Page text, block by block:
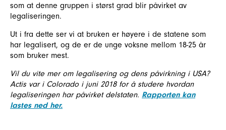
som at denne gruppen i størst grad blir påvirket av
legaliseringen.
Ut i fra dette ser vi at bruken er høyere i de statene som
har legalisert, og de er de unge voksne mellom 18-25 år
som bruker mest.
Vil du vite mer om legalisering og dens påvirkning i USA?
Actis var i Colorado i juni 2018 for å studere hvordan
legaliseringen har påvirket delstaten. Rapporten kan
lastes ned her.